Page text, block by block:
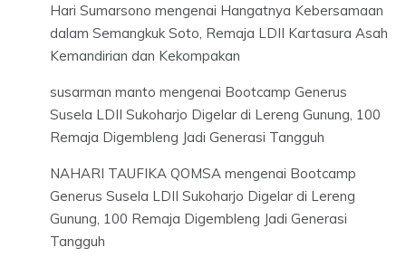
Hari Sumarsono mengenai Hangatnya Kebersamaan
dalam Semangkuk Soto, Remaja LDII Kartasura Asah
Kemandirian dan Kekompakan
susarman manto mengenai Bootcamp Generus
Susela LDII Sukoharjo Digelar di Lereng Gunung, 100
Remaja Digembleng Jadi Generasi Tangguh
NAHARI TAUFIKA QOMSA mengenai Bootcamp
Generus Susela LDII Sukoharjo Digelar di Lereng
Gunung, 100 Remaja Digembleng Jadi Generasi
Tangguh